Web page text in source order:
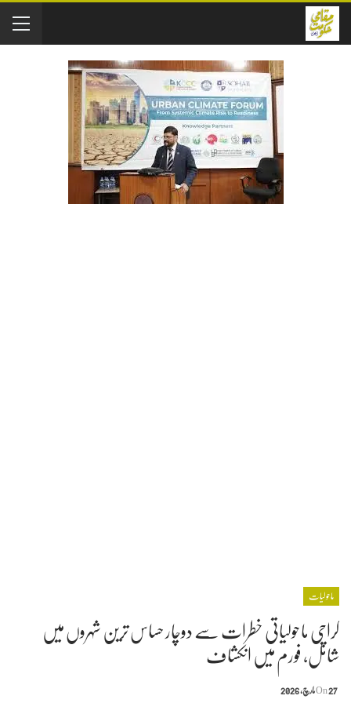
ماحولیات
کراچی ماحولیاتی خطرات سے دوچار حساس ترین شہروں میں
شامل، فورم میں انکشاف
On 27 مارچ, 2026